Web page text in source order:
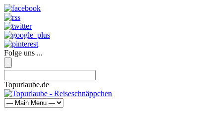
Folge uns ...
Topurlaube.de